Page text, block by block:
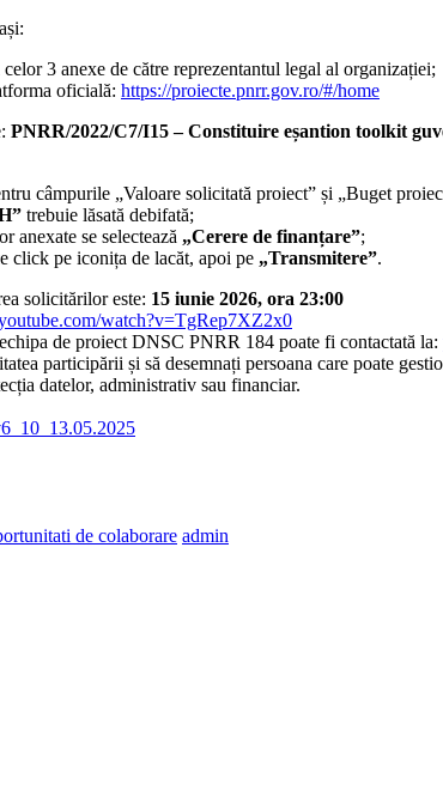
3 anexe de către reprezentantul legal al organizației;
oficială: https://proiecte.pnrr.gov.ro/#/home
PNRR/2022/C7/I15 – Constituire eșantion toolkit
câmpurile „Valoare solicitată proiect” și „Buget
trebuie lăsată debifată;
anexate se selectează „Cerere de finanțare”;
click pe iconița de lacăt, apoi pe „Transmitere”.
solicitărilor este: 15 iunie 2026, ora 23:00
watch?v=TgRep7XZ2x0
de proiect DNSC PNRR 184 poate fi contactată la:
participării și să desemnați persoana care poate
datelor, administrativ sau financiar.
de colaborare admin